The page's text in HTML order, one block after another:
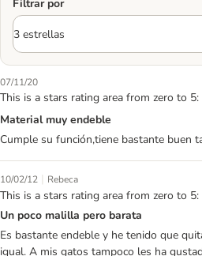
Filtrar por
07/11/20
This is a stars rating area from zero to 5:
Material muy endeble
Cumple su función,tiene bastante buen
10/02/12 | Rebeca
This is a stars rating area from zero to 5:
Un poco malilla pero barata
Es bastante endeble y he tenido que
igual. A mis gatos tampoco les ha